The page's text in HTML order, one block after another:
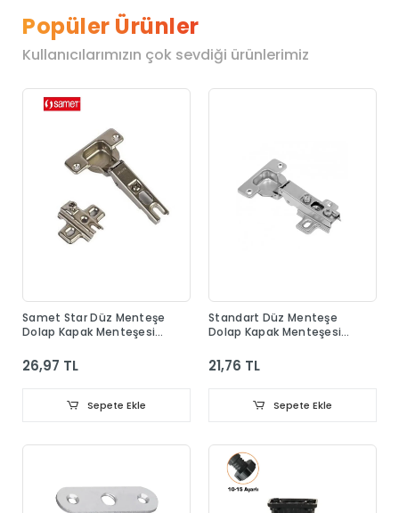
Popüler Ürünler
Kullanıcılarımızın çok sevdiği ürünlerimiz
Samet Star Düz Menteşe
Dolap Kapak Menteşesi
26,97 TL
Sepete Ekle
Standart Düz Menteşe
Dolap Kapak Menteşesi
21,76 TL
Sepete Ekle